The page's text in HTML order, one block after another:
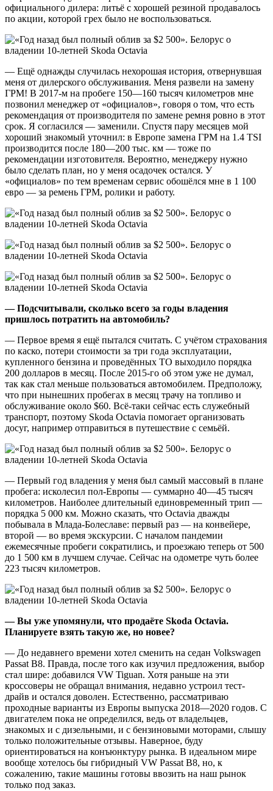
официального дилера: литьё с хорошей резиной продавалось
по акции, которой грех было не воспользоваться.
— Ещё однажды случилась нехорошая история, отвернувшая
меня от дилерского обслуживания. Меня развели на замену
ГРМ! В 2017-м на пробеге 150—160 тысяч километров мне
позвонил менеджер от «официалов», говоря о том, что есть
рекомендация от производителя по замене ремня ровно в этот
срок. Я согласился — заменили. Спустя пару месяцев мой
хороший знакомый уточнил: в Европе замена ГРМ на 1.4 TSI
производится после 180—200 тыс. км — тоже по
рекомендации изготовителя. Вероятно, менеджеру нужно
было сделать план, но у меня осадочек остался. У
«официалов» по тем временам сервис обошёлся мне в 1 100
евро — за ремень ГРМ, ролики и работу.
— Подсчитывали, сколько всего за годы владения
пришлось потратить на автомобиль?
— Первое время я ещё пытался считать. С учётом страхования
по каско, потери стоимости за три года эксплуатации,
купленного бензина и проведённых ТО выходило порядка
200 долларов в месяц. После 2015-го об этом уже не думал,
так как стал меньше пользоваться автомобилем. Предположу,
что при нынешних пробегах в месяц трачу на топливо и
обслуживание около $60. Всё-таки сейчас есть служебный
транспорт, поэтому Skoda Octavia помогает организовать
досуг, например отправиться в путешествие с семьёй.
— Первый год владения у меня был самый массовый в плане
пробега: исколесил пол-Европы — суммарно 40—45 тысяч
километров. Наиболее длительный единовременный трип —
порядка 5 000 км. Можно сказать, что Octavia дважды
побывала в Млада-Болеславе: первый раз — на конвейере,
второй — во время экскурсии. С началом пандемии
ежемесячные пробеги сократились, и проезжаю теперь от 500
до 1 500 км в лучшем случае. Сейчас на одометре чуть более
223 тысяч километров.
— Вы уже упомянули, что продаёте Skoda Octavia.
Планируете взять такую же, но новее?
— До недавнего времени хотел сменить на седан Volkswagen
Passat B8. Правда, после того как изучил предложения, выбор
стал шире: добавился VW Tiguan. Хотя раньше на эти
кроссоверы не обращал внимания, недавно устроил тест-
драйв и остался доволен. Естественно, рассматриваю
проходные варианты из Европы выпуска 2018—2020 годов. С
двигателем пока не определился, ведь от владельцев,
знакомых и с дизельными, и с бензиновыми моторами, слышу
только положительные отзывы. Наверное, буду
ориентироваться на конъюнктуру рынка. В идеальном мире
вообще хотелось бы гибридный VW Passat B8, но, к
сожалению, такие машины готовы ввозить на наш рынок
только под заказ.